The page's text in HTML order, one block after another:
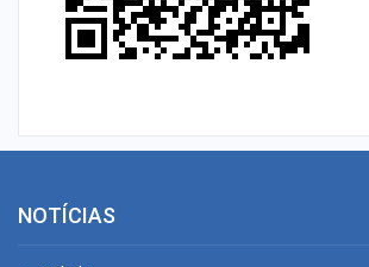
NOTÍCIAS